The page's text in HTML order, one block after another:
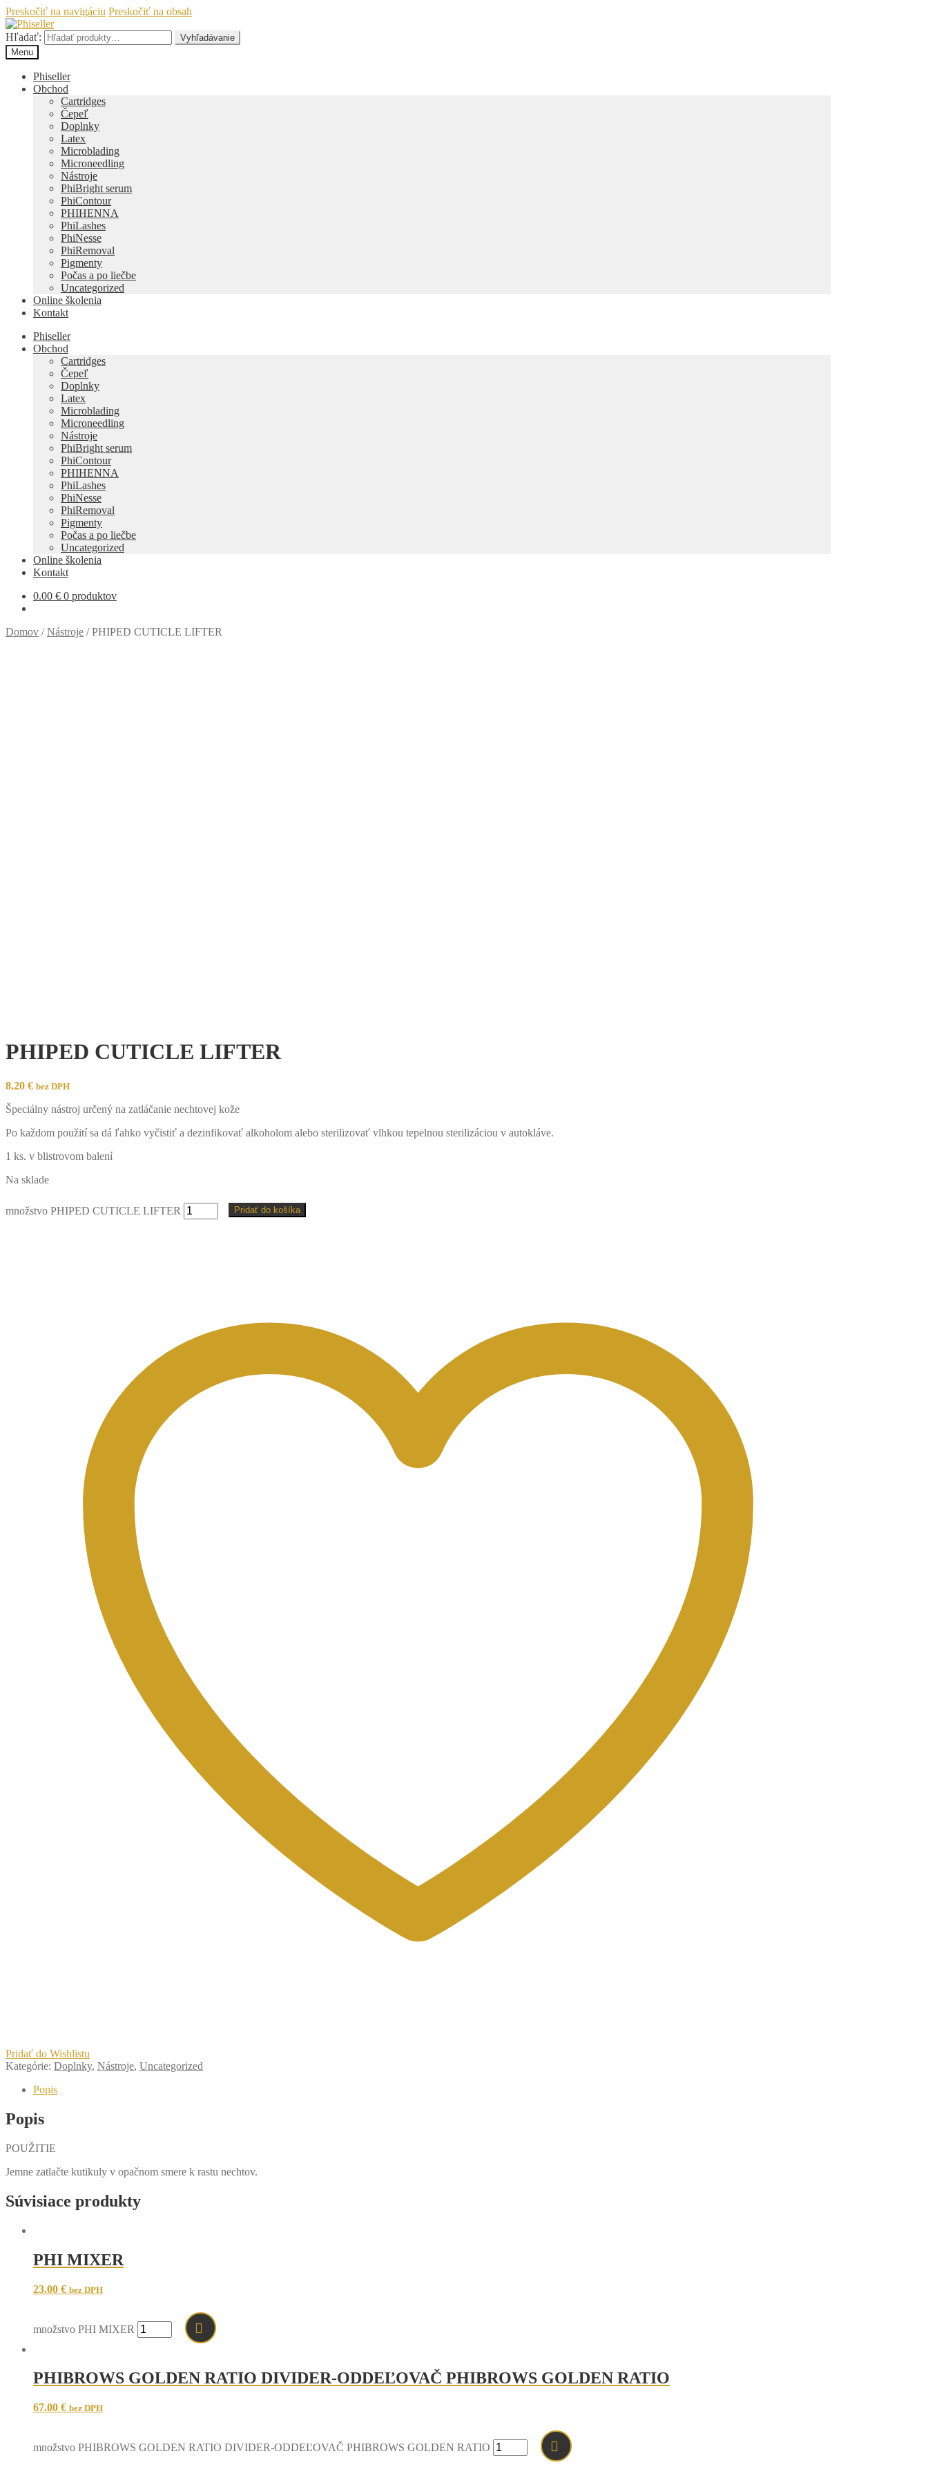
Preskočiť na navigáciu Preskočiť na obsah
Hľadať:
Vyhľadávanie
Menu
Phiseller
Obchod
Cartridges
Čepeľ
Doplnky
Latex
Microblading
Microneedling
Nástroje
PhiBright serum
PhiContour
PHIHENNA
PhiLashes
PhiNesse
PhiRemoval
Pigmenty
Počas a po liečbe
Uncategorized
Online školenia
Kontakt
Phiseller
Obchod
Cartridges
Čepeľ
Doplnky
Latex
Microblading
Microneedling
Nástroje
PhiBright serum
PhiContour
PHIHENNA
PhiLashes
PhiNesse
PhiRemoval
Pigmenty
Počas a po liečbe
Uncategorized
Online školenia
Kontakt
0.00 € 0 produktov
Domov /Nástroje /PHIPED CUTICLE LIFTER
PHIPED CUTICLE LIFTER
8.20 € bez DPH
Špeciálny nástroj určený na zatláčanie nechtovej kože
Po každom použití sa dá ľahko vyčistiť a dezinfikovať alkoholom alebo sterilizovať vlhkou tepelnou sterilizáciou v autokláve.
1 ks. v blistrovom balení
Na sklade
množstvo PHIPED CUTICLE LIFTER Pridať do košíka
Pridať do Wishlistu
Kategórie: Doplnky, Nástroje, Uncategorized
Popis
Popis
POUŽITIE
Jemne zatlačte kutikuly v opačnom smere k rastu nechtov.
Súvisiace produkty
PHI MIXER
23.00 € bez DPH
množstvo PHI MIXER
PHIBROWS GOLDEN RATIO DIVIDER-ODDEĽOVAČ PHIBROWS GOLDEN RATIO
67.00 € bez DPH
množstvo PHIBROWS GOLDEN RATIO DIVIDER-ODDEĽOVAČ PHIBROWS GOLDEN RATIO